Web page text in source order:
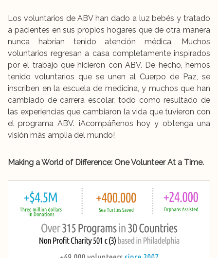
Los voluntarios de ABV han dado a luz bebés y tratado
a pacientes en sus propios hogares que de otra manera
nunca habrían tenido atención médica. Muchos
voluntarios regresan a casa completamente inspirados
por el trabajo que hicieron con ABV. De hecho, hemos
tenido voluntarios que se unen al Cuerpo de Paz, se
inscriben en la escuela de medicina, y muchos que han
cambiado de carrera escolar, todo como resultado de
las experiencias que cambiaron la vida que tuvieron con
el programa ABV. ¡Acompáñenos hoy y obtenga una
visión más amplia del mundo!
Making a World of Difference: One Volunteer At a Time.